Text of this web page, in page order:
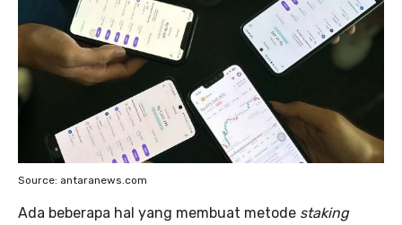
Source: antaranews.com
Ada beberapa hal yang membuat metode staking